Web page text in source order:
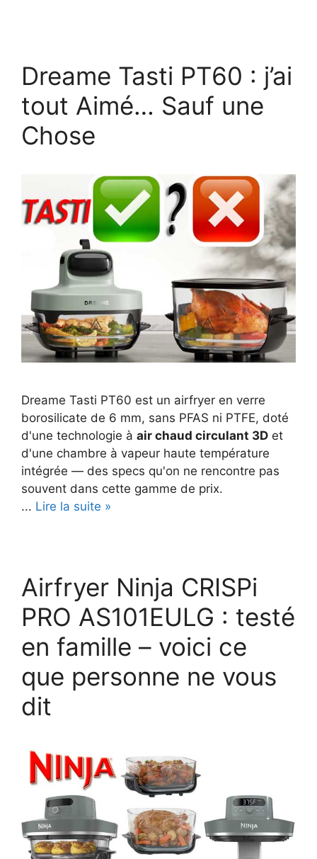
Dreame Tasti PT60 : j’ai
tout Aimé… Sauf une
Chose
Dreame Tasti PT60 est un airfryer en verre
borosilicate de 6 mm, sans PFAS ni PTFE, doté
d'une technologie à air chaud circulant 3D et
d'une chambre à vapeur haute température
intégrée — des specs qu'on ne rencontre pas
souvent dans cette gamme de prix.
... Lire la suite »
Airfryer Ninja CRISPi
PRO AS101EULG : testé
en famille – voici ce
que personne ne vous
dit